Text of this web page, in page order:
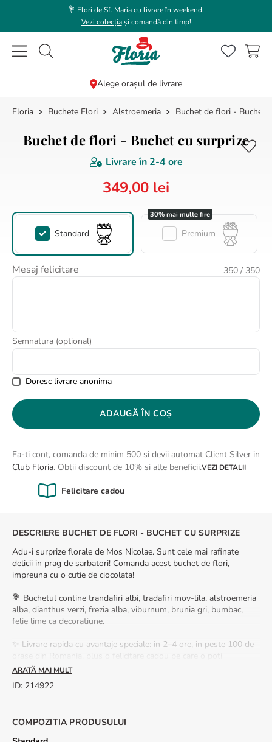
💐 Flori de Sf. Maria cu livrare în weekend.
Vezi colecțiași comandă din timp!
Caută flori, plante, cadouri...
Alege orașul de livrare
Buchete Flori Alstroemeria Buchet de flori - Buchet
Buchet de flori - Buchet cu surprize
Livrare în 2-4 ore
349,00 lei
Standard Premium
Mesaj felicitare 350 / 350
Semnatura (optional)
Doresc livrare anonima
ADAUGĂ ÎN COȘ
Fa-ti cont, comanda de minim 500 si devii automat Client Silver in
Club Floria. Obtii discount de 10% si alte beneficii.VEZI DETALII
Calitate Garantată
DESCRIERE BUCHET DE FLORI - BUCHET CU SURPRIZE
Adu-i surprize florale de Mos Nicolae. Sunt cele mai rafinate
delicii in prag de sarbatori! Comanda acest buchet de flori,
impreuna cu o cutie de ciocolata!
💐 Buchetul contine trandafiri albi, tradafiri mov-lila, alstroemeria
alba, dianthus verzi, frezia alba, viburnum, brunia gri, bumbac,
felie lime ca decoratiune.
✨ Livrare rapida cu avantaje speciale: in 2–4 ore, in peste 100 de
orase din Romania, plus o felicitare cadou pe care o poti
personaliza cu propriul mesaj.
🌿 Ingrijire corecta: taie coditele 2 cm, foloseste apa plata si
schimb-o in fiecare zi.
📏 Dimensiune buchet: 40 cm inaltime, 30 cm diametru
ARATĂ MAI MULT
ID: 214922
COMPOZITIA PRODUSULUI
CĂUTĂRI POPULARE
5.
hortensie
buchet trandafiri
7.
trandafiri albi
8.
buchet crini